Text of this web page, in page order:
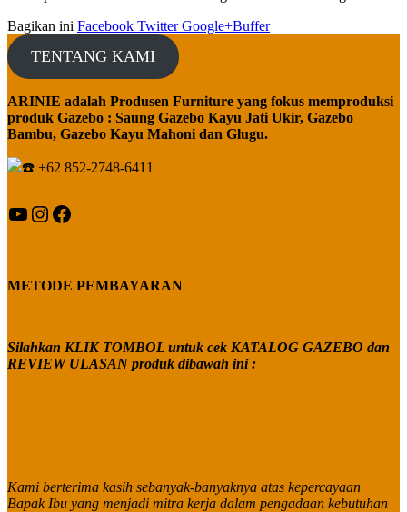
Bagikan ini Facebook TwitterGoogle+Buffer
TENTANG KAMI
ARINIE adalah Produsen Furniture yang fokus memproduksi
produk Gazebo : Saung Gazebo Kayu Jati Ukir, Gazebo
Bambu, Gazebo Kayu Mahoni dan Glugu.
+62 852-2748-6411
YouTube
Instagram
Facebook
METODE PEMBAYARAN
Silahkan KLIK TOMBOL untuk cek KATALOG GAZEBO dan
REVIEW ULASAN produk dibawah ini :
Kami berterima kasih sebanyak-banyaknya atas kepercayaan
Bapak Ibu yang menjadi mitra kerja dalam pengadaan kebutuhan